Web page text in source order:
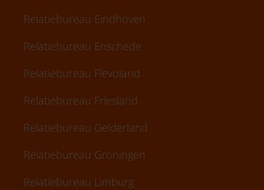
Relatiebureau Eindhoven
Relatiebureau Enschede
Relatiebureau Flevoland
Relatiebureau Friesland
Relatiebureau Gelderland
Relatiebureau Groningen
Relatiebureau Limburg